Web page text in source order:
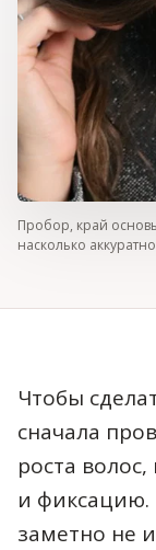
Пробор, край
насколько
Чтобы
сначала
роста волос,
и фиксацию.
заметно не